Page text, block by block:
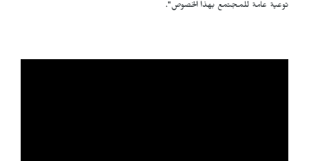
توعية عامة للمجتمع بهذا الخصوص".